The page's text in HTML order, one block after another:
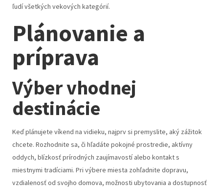
ľudí všetkých vekových kategórií.
Plánovanie a
príprava
Výber vhodnej
destinácie
Keď plánujete víkend na vidieku, najprv si premyslite, aký zážitok
chcete. Rozhodnite sa, či hľadáte pokojné prostredie, aktívny
oddych, blízkosť prírodných zaujímavostí alebo kontakt s
miestnymi tradíciami. Pri výbere miesta zohľadnite dopravu,
vzdialenosť od svojho domova, možnosti ubytovania a dostupnosť